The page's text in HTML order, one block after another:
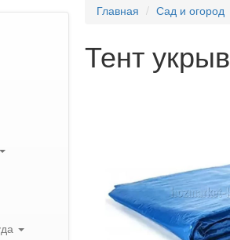
Главная Сад и огород
Тент